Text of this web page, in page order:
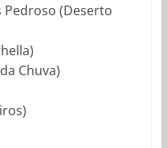
Pedroso (Deserto
Chuva)